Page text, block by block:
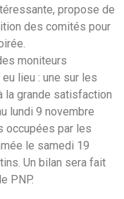
propose de
des comités pour
moniteurs
lieu : une sur les
la grande satisfaction
lundi 9 novembre
occupées par les
le samedi 19
Un bilan sera fait
PNP.